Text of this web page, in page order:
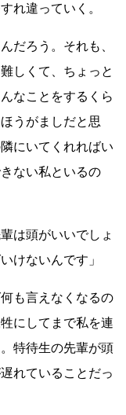
れ違っていく。
だろう。それも、
しくて、ちょっと
なことをするくら
うがましだと思
にいてくれればい
ない私といるの
は頭がいいでしょ
けないんです」
も言えなくなるの
にしてまで私を連
特待生の先輩が頭
れていることだっ